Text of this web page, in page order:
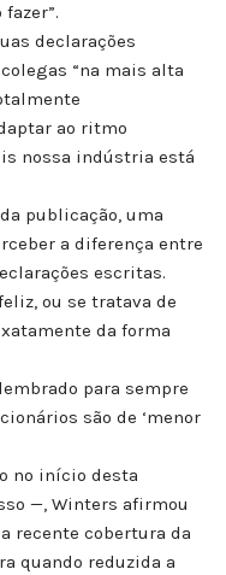
declarações
“na mais alta
ao ritmo
nossa indústria está
publicação, uma
a diferença entre
escritas.
ou se tratava de
da forma
para sempre
são de ‘menor
no início desta
—, Winters afirmou
recente cobertura da
quando reduzida a